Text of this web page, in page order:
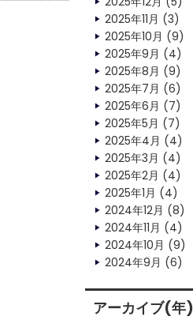
2025年11月 (3)
2025年10月 (9)
2025年9月 (4)
2025年8月 (9)
2025年7月 (6)
2025年6月 (7)
2025年5月 (7)
2025年4月 (4)
2025年3月 (4)
2025年2月 (4)
2025年1月 (4)
2024年12月 (8)
2024年11月 (4)
2024年10月 (9)
2024年9月 (6)
アーカイブ(年)